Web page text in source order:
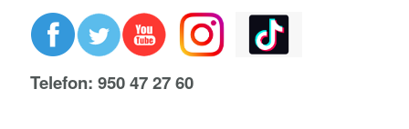
Telefon: 950 47 27 60